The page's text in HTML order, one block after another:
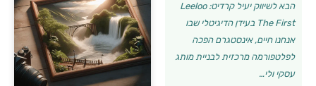
הבא לשיווק יעיל קרדיט: Leeloo
The First בעידן הדיגיטלי שבו
אנחנו חיים, אינסטגרם הפכה
לפלטפורמה מרכזית לבניית מותג
עסקי ולי…